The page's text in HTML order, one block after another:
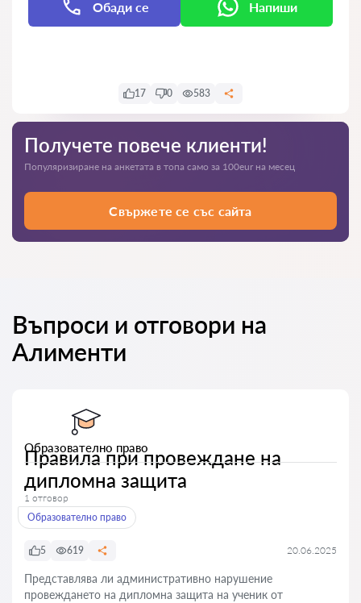
Обади се Напиши
17 0 583
Получете повече клиенти!
Популяризиране на анкетата в топа само за 100eur на месец
Свържете се със сайта
Въпроси и отговори на
Алименти
Образователно право
Правила при провеждане на
дипломна защита
1 отговор
Образователно право
5 619 20.06.2025
Представлява ли административно нарушение
провеждането на дипломна защита на ученик от